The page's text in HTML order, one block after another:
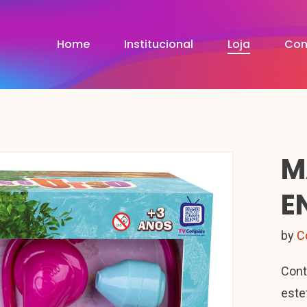
Home Institucional Loja
by